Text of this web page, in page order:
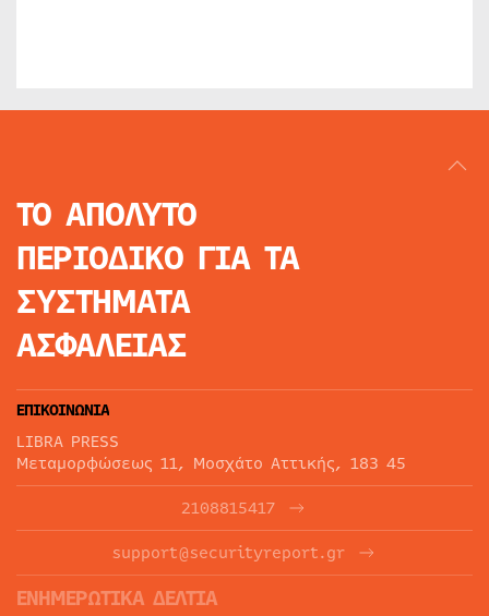
ΤΟ ΑΠΟΛΥΤΟ
ΠΕΡΙΟΔΙΚΟ ΓΙΑ ΤΑ
ΣΥΣΤΗΜΑΤΑ
ΑΣΦΑΛΕΙΑΣ
ΕΠΙΚΟΙΝΩΝΙΑ
LIBRA PRESS
Μεταμορφώσεως 11, Μοσχάτο Αττικής, 183 45
2108815417
support@securityreport.gr
ΕΝΗΜΕΡΩΤΙΚΑ ΔΕΛΤΙΑ